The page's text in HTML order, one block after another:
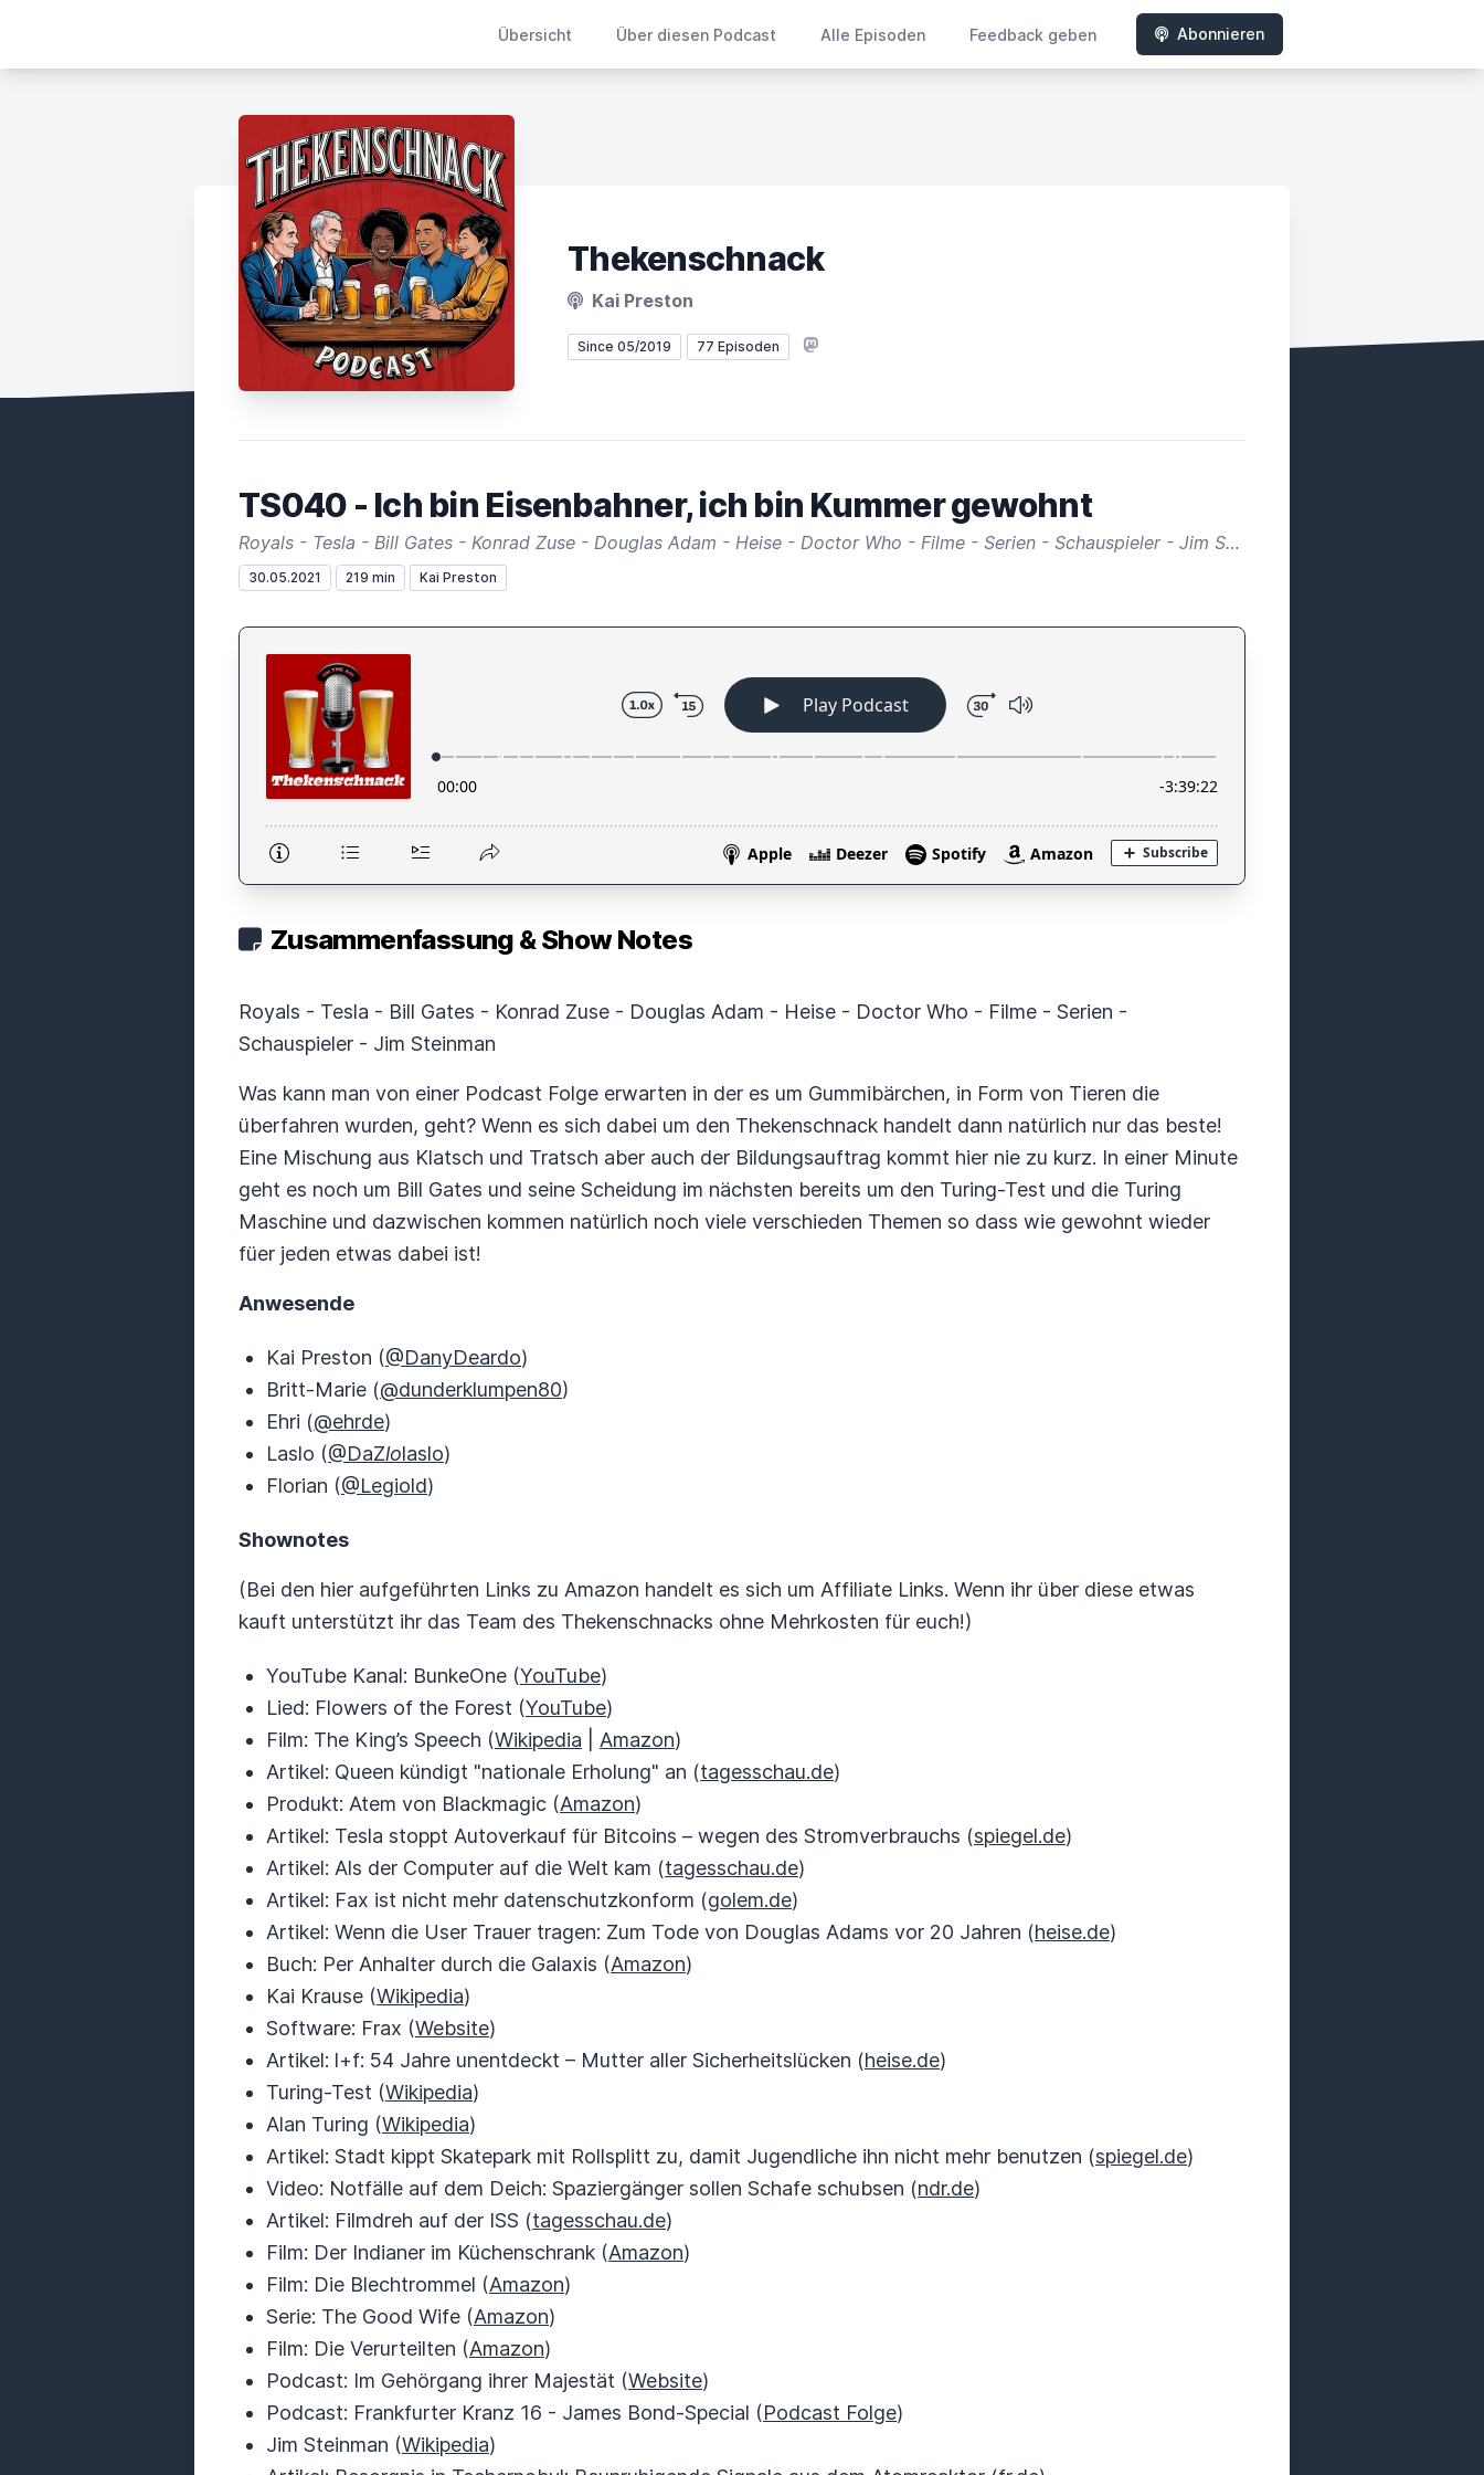
Übersicht Über diesen Podcast Alle Episoden Feedback geben Abonnieren
Thekenschnack
Kai Preston
Since 05/2019 77 Episoden Mastodon
TS040 - Ich bin Eisenbahner, ich bin Kummer gewohnt
Royals - Tesla - Bill Gates - Konrad Zuse - Douglas Adam - Heise - Doctor Who - Filme - Serien - Schauspieler - Jim Steinman
30.05.2021 219 min Kai Preston
Zusammenfassung & Show Notes
Royals - Tesla - Bill Gates - Konrad Zuse - Douglas Adam - Heise - Doctor Who - Filme - Serien -
Schauspieler - Jim Steinman
Was kann man von einer Podcast Folge erwarten in der es um Gummibärchen, in Form von Tieren die
überfahren wurden, geht? Wenn es sich dabei um den Thekenschnack handelt dann natürlich nur das beste!
Eine Mischung aus Klatsch und Tratsch aber auch der Bildungsauftrag kommt hier nie zu kurz. In einer Minute
geht es noch um Bill Gates und seine Scheidung im nächsten bereits um den Turing-Test und die Turing
Maschine und dazwischen kommen natürlich noch viele verschieden Themen so dass wie gewohnt wieder
füer jeden etwas dabei ist!
Anwesende
Kai Preston (@DanyDeardo)
Britt-Marie (@dunderklumpen80)
Ehri (@ehrde)
Laslo (@DaZlolaslo)
Florian (@Legiold)
Shownotes
(Bei den hier aufgeführten Links zu Amazon handelt es sich um Affiliate Links. Wenn ihr über diese etwas
kauft unterstützt ihr das Team des Thekenschnacks ohne Mehrkosten für euch!)
YouTube Kanal: BunkeOne (YouTube)
Lied: Flowers of the Forest (YouTube)
Film: The King’s Speech (Wikipedia Amazon)
Artikel: Queen kündigt "nationale Erholung" an (tagesschau.de)
Produkt: Atem von Blackmagic (Amazon)
Artikel: Tesla stoppt Autoverkauf für Bitcoins – wegen des Stromverbrauchs (spiegel.de)
Artikel: Als der Computer auf die Welt kam (tagesschau.de)
Artikel: Fax ist nicht mehr datenschutzkonform (golem.de)
Artikel: Wenn die User Trauer tragen: Zum Tode von Douglas Adams vor 20 Jahren (heise.de)
Buch: Per Anhalter durch die Galaxis (Amazon)
Kai Krause (Wikipedia)
Software: Frax (Website)
Artikel: l+f: 54 Jahre unentdeckt – Mutter aller Sicherheitslücken (heise.de)
Turing-Test (Wikipedia)
Alan Turing (Wikipedia)
Artikel: Stadt kippt Skatepark mit Rollsplitt zu, damit Jugendliche ihn nicht mehr benutzen (spiegel.de)
Video: Notfälle auf dem Deich: Spaziergänger sollen Schafe schubsen (ndr.de)
Artikel: Filmdreh auf der ISS (tagesschau.de)
Film: Der Indianer im Küchenschrank (Amazon)
Film: Die Blechtrommel (Amazon)
Serie: The Good Wife (Amazon)
Film: Die Verurteilten (Amazon)
Podcast: Im Gehörgang ihrer Majestät (Website)
Podcast: Frankfurter Kranz 16 - James Bond-Special (Podcast Folge)
Jim Steinman (Wikipedia)